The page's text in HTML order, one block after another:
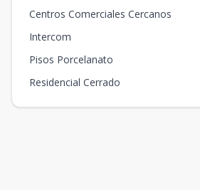
Centros Comerciales Cercanos
Intercom
Pisos Porcelanato
Residencial Cerrado